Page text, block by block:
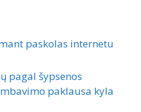
paskolas internetu
pagal šypsenos
paklausa kyla